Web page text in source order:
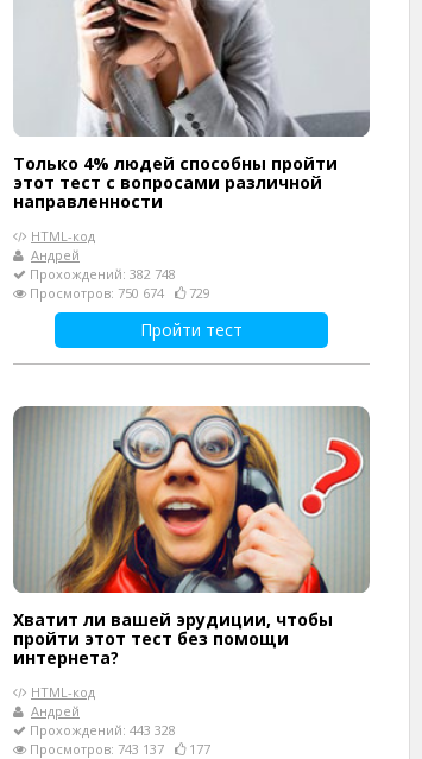
Только 4% людей способны пройти
этот тест с вопросами различной
направленности
HTML-код
Андрей
Прохождений: 382 748
Просмотров: 750 674
729
Пройти тест
Хватит ли вашей эрудиции, чтобы
пройти этот тест без помощи
интернета?
HTML-код
Андрей
Прохождений: 443 328
Просмотров: 743 137
177